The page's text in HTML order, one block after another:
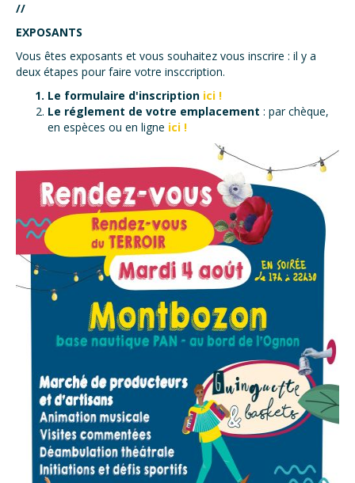
//
EXPOSANTS
Vous êtes exposants et vous souhaitez vous inscrire : il y a
deux étapes pour faire votre insccription.
Le formulaire d'inscription ici !
Le réglement de votre emplacement : par chèque,
en espèces ou en ligne ici !